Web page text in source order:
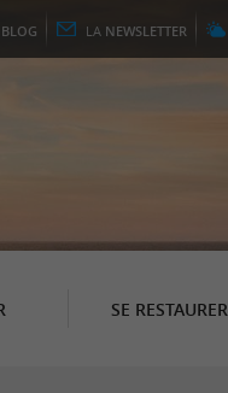
BLOG LA NEWSLETTER
SE RESTAURER